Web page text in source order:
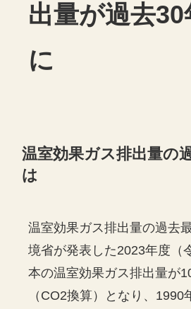
出量が過去
に
温室効果ガス排出量の
は
温室効果ガス排出量の過去
境省が発表した2023年度（
本の温室効果ガス排出量が
（CO2換算）となり、